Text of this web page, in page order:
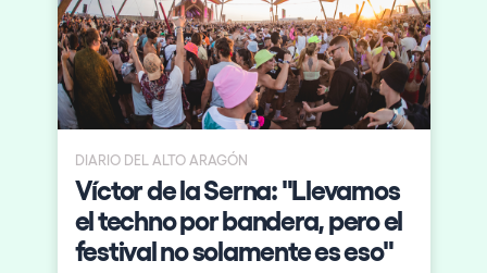
DIARIO DEL ALTO ARAGÓN
Víctor de la Serna: "Llevamos
el techno por bandera, pero el
festival no solamente es eso"